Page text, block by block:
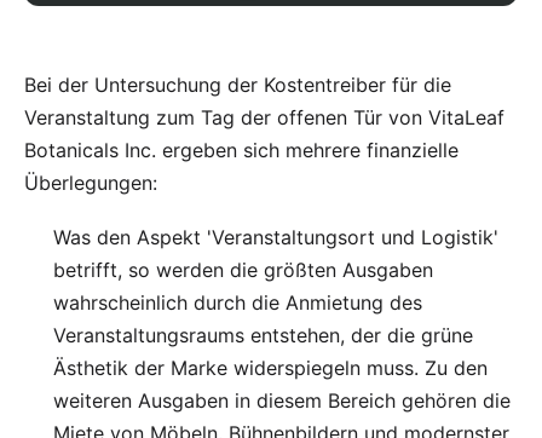
Bei der Untersuchung der Kostentreiber für die
Veranstaltung zum Tag der offenen Tür von VitaLeaf
Botanicals Inc. ergeben sich mehrere finanzielle
Überlegungen:
Was den Aspekt 'Veranstaltungsort und Logistik'
betrifft, so werden die größten Ausgaben
wahrscheinlich durch die Anmietung des
Veranstaltungsraums entstehen, der die grüne
Ästhetik der Marke widerspiegeln muss. Zu den
weiteren Ausgaben in diesem Bereich gehören die
Miete von Möbeln, Bühnenbildern und modernster